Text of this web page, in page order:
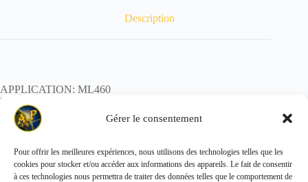
Gérer le consentement
Pour offrir les meilleures expériences, nous utilisons des technologies telles que les
cookies pour stocker et/ou accéder aux informations des appareils. Le fait de consentir
à ces technologies nous permettra de traiter des données telles que le comportement de
Description
APPLICATION: ML460
REF:
POIDS:
Copyright © 2026 - ALL PARTS FRANCE SAS